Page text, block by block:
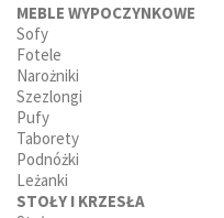
MEBLE WYPOCZYNKOWE
Sofy
Fotele
Narożniki
Szezlongi
Pufy
Taborety
Podnóżki
Leżanki
STOŁY I KRZESŁA